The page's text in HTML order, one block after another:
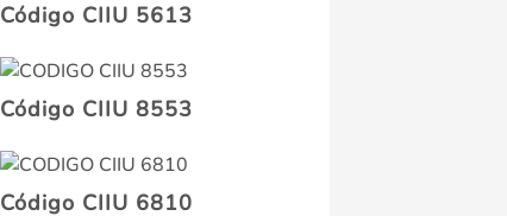
Código CIIU 5613
Código CIIU 8553
Código CIIU 6810